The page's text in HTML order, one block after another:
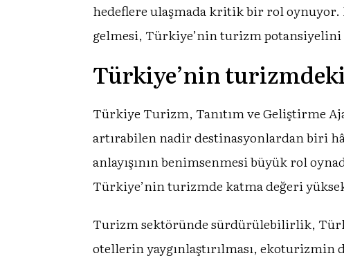
hedeflere ulaşmada kritik bir rol oynuyor.
gelmesi, Türkiye’nin turizm potansiyelini
Türkiye’nin
Türkiye Turizm, Tanıtım ve Geliştirme
artırabilen nadir destinasyonlardan biri
anlayışının benimsenmesi büyük rol
Türkiye’nin turizmde katma değeri
Turizm sektöründe sürdürülebilirlik,
otellerin yaygınlaştırılması,